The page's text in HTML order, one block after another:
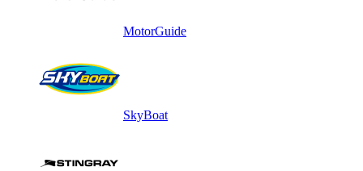
MotorGuide
SkyBoat